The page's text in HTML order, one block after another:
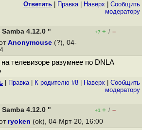
Ответить Правка| Наверх
Cообщить
модератору
4.12.0 " +7 + / –
Anonymouse (?), 04-
телевизоре разумнее по DNLA
Правка| К родителю #8 Наверх
Cообщить
модератору
4.12.0 " +1 + / –
ryoken (ok), 04-Мрт-20, 16:00